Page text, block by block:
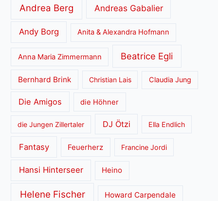
Andrea Berg Andreas Gabalier
Andy Borg Anita & Alexandra Hofmann
Anna Maria Zimmermann Beatrice Egli
Bernhard Brink Christian Lais Claudia Jung
Die Amigos die Höhner
die Jungen Zillertaler DJ Ötzi Ella Endlich
Fantasy Feuerherz Francine Jordi
Hansi Hinterseer Heino
Helene Fischer Howard Carpendale